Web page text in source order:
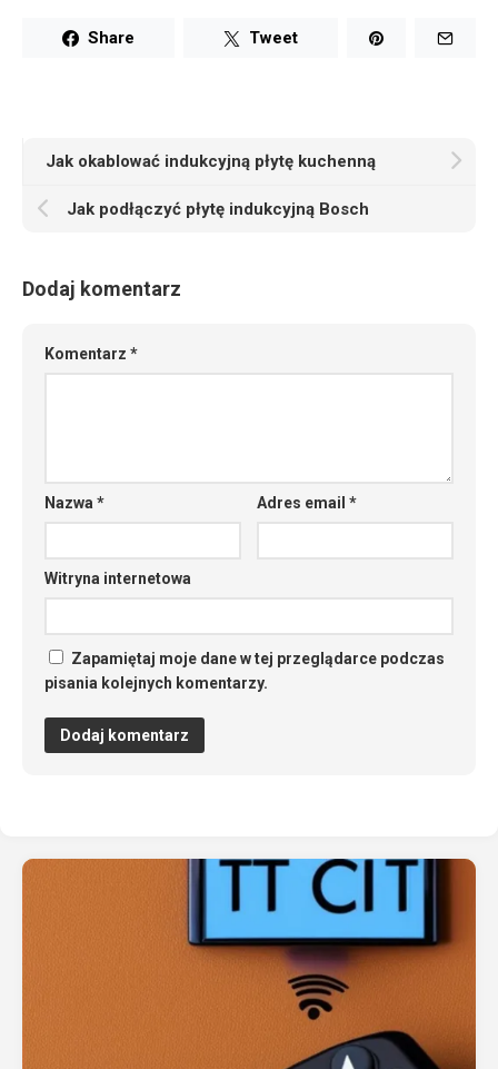
Share Tweet
Jak okablować indukcyjną płytę kuchenną
Jak podłączyć płytę indukcyjną Bosch
Dodaj komentarz
Komentarz *
Nazwa * Adres email*
Witryna internetowa
Zapamiętaj moje dane w tej przeglądarce podczas
pisania kolejnych komentarzy.